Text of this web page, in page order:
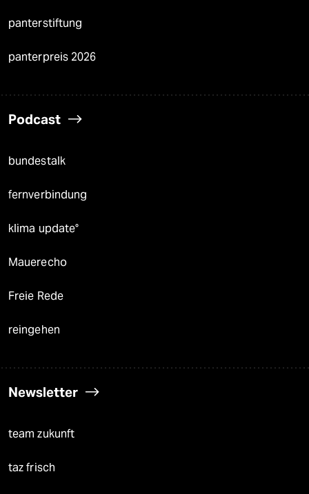
panterstiftung
panterpreis 2026
Podcast
bundestalk
fernverbindung
klima update°
Mauerecho
Freie Rede
reingehen
Newsletter
team zukunft
taz frisch